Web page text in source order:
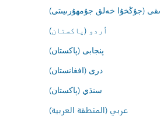
(جۇڭخۇا خەلق جۇمھۇرىيىتى)
اُردو (پاکستان)
پنجابی (پاکستان)
درى (افغانستان)
سنڌي (پاکستان)
عربي (المنطقة العربية)